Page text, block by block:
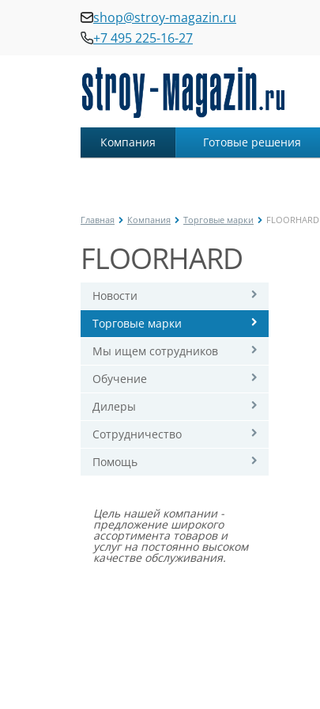
shop@stroy-magazin.ru
+7 495 225-16-27
Компания Готовые решения
Главная Компания Торговые марки FLOORHARD
FLOORHARD
Новости
Торговые марки
Мы ищем сотрудников
Обучение
Дилеры
Сотрудничество
Помощь
Цель нашей компании -
предложение широкого
ассортимента товаров и
услуг на постоянно высоком
качестве обслуживания.